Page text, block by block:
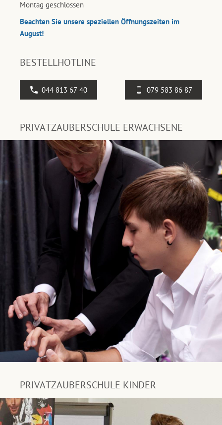
Montag geschlossen
Beachten Sie unsere speziellen Öffnungszeiten im
August!
BESTELLHOTLINE
044 813 67 40 079 583 86 87
PRIVATZAUBERSCHULE ERWACHSENE
PRIVATZAUBERSCHULE KINDER